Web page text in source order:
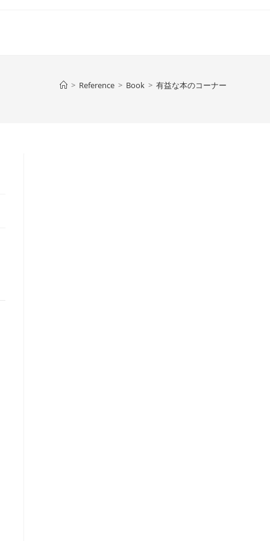
> Reference > Book > 有益な本のコーナー